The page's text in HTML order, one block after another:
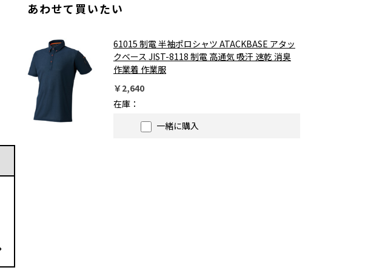
あわせて買いたい
61015 制電 半袖ポロシャツ ATACKBASE アタッ
クベース JIST-8118 制電 高通気 吸汗 速乾 消臭
作業着 作業服
￥2,640
在庫：
一緒に購入